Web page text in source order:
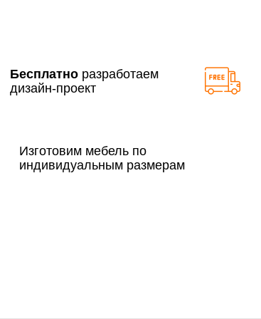
Бесплатно разработаем
дизайн-проект
Изготовим мебель по
индивидуальным размерам